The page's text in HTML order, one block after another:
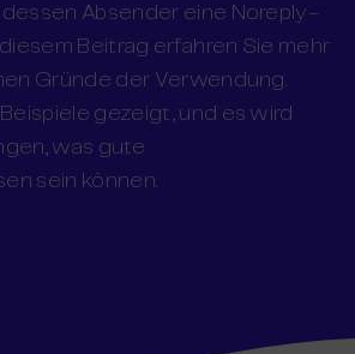
dessen Absender eine Noreply-
Beitrag erfahren Sie mehr
Gründe der Verwendung.
gezeigt, und es wird
was gute
sein können.